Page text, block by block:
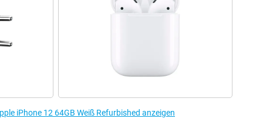
iPhone 12 64GB Weiß Refurbished anzeigen